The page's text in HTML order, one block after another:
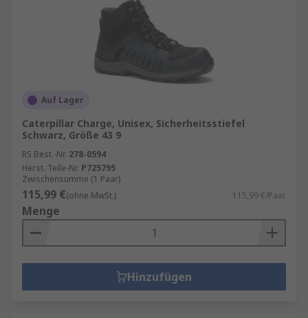
Auf Lager
Caterpillar Charge, Unisex, Sicherheitsstiefel
Schwarz, Größe 43 9
RS Best.-Nr. 278-0594
Herst. Teile-Nr. P725795
Zwischensumme (1 Paar)
115,99 €(ohne MwSt.) 115,99 €/Paar
Menge
Hinzufügen